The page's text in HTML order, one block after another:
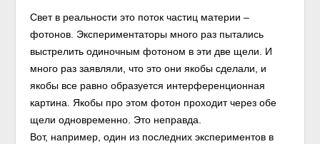
Свет в реальности это поток частиц материи –
фотонов. Экспериментаторы много раз пытались
выстрелить одиночным фотоном в эти две щели. И
много раз заявляли, что это они якобы сделали, и
якобы все равно образуется интерференционная
картина. Якобы про этом фотон проходит через обе
щели одновременно. Это неправда.
Вот, например, один из последних экспериментов в